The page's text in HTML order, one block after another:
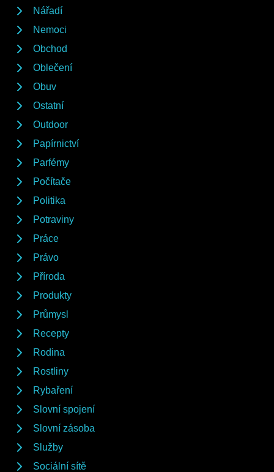
Nářadí
Nemoci
Obchod
Oblečení
Obuv
Ostatní
Outdoor
Papírnictví
Parfémy
Počítače
Politika
Potraviny
Práce
Právo
Příroda
Produkty
Průmysl
Recepty
Rodina
Rostliny
Rybaření
Slovní spojení
Slovní zásoba
Služby
Sociální sítě